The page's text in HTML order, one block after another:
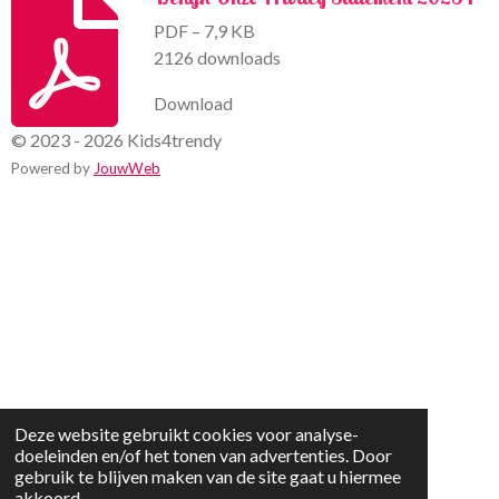
Deze website gebruikt cookies voor analyse-
doeleinden en/of het tonen van advertenties. Door
gebruik te blijven maken van de site gaat u hiermee
PDF – 7,9 KB
2126 downloads
Download
© 2023 - 2026 Kids4trendy
Powered by JouwWeb